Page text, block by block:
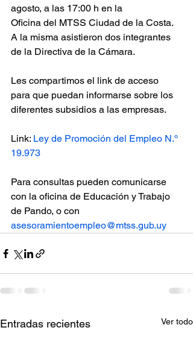
agosto, a las 17:00 h en la
Oficina del MTSS Ciudad de la Costa.
A la misma asistieron dos integrantes
de la Directiva de la Cámara.
Les compartimos el link de acceso
para que puedan informarse sobre los
diferentes subsidios a las empresas.
Link: Ley de Promoción del Empleo N.º
19.973
Para consultas pueden comunicarse
con la oficina de Educación y Trabajo
de Pando, o con
asesoramientoempleo@mtss.gub.uy
Entradas recientes Ver todo